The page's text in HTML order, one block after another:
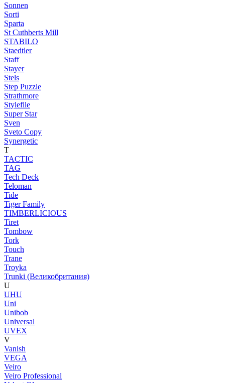
Sonnen
Sorti
Sparta
St Cuthberts Mill
STABILO
Staedtler
Staff
Stayer
Stels
Step Puzzle
Strathmore
Stylefile
Super Star
Sven
Sveto Copy
Synergetic
T
TACTIC
TAG
Tech Deck
Teloman
Tide
Tiger Family
TIMBERLICIOUS
Tiret
Tombow
Tork
Touch
Trane
Troyka
Trunki (Великобритания)
U
UHU
Uni
Unibob
Universal
UVEX
V
Vanish
VEGA
Veiro
Veiro Professional